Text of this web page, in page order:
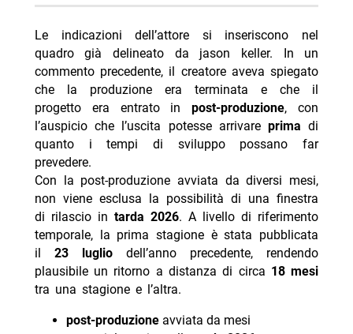
Le indicazioni dell’attore si inseriscono nel
quadro già delineato da jason keller. In un
commento precedente, il creatore aveva spiegato
che la produzione era terminata e che il
progetto era entrato inpost-produzione, con
l’auspicio che l’uscita potesse arrivare prima di
quanto i tempi di sviluppo possano far
prevedere.
Con la post-produzione avviata da diversi mesi,
non viene esclusa la possibilità di una finestra
di rilascio in tarda 2026. A livello di riferimento
temporale, la prima stagione è stata pubblicata
il 23 luglio dell’anno precedente, rendendo
plausibile un ritorno a distanza di circa 18 mesi
tra una stagione e l’altra.
post-produzioneavviata da mesi